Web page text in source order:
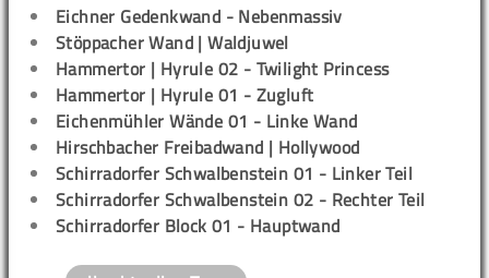
Eichner Gedenkwand - Nebenmassiv
Stöppacher Wand | Waldjuwel
Hammertor | Hyrule 02 - Twilight Princess
Hammertor | Hyrule 01 - Zugluft
Eichenmühler Wände 01 - Linke Wand
Hirschbacher Freibadwand | Hollywood
Schirradorfer Schwalbenstein 01 - Linker Teil
Schirradorfer Schwalbenstein 02 - Rechter Teil
Schirradorfer Block 01 - Hauptwand